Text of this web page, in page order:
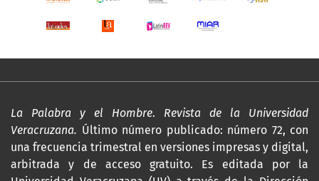
La Palabra y el Hombre. Revista de la Universidad
Veracruzana. Último número publicado: número 72, con
una frecuencia trimestral en versiones impresas y digital,
arbitrada y de acceso gratuito. Es editada por la